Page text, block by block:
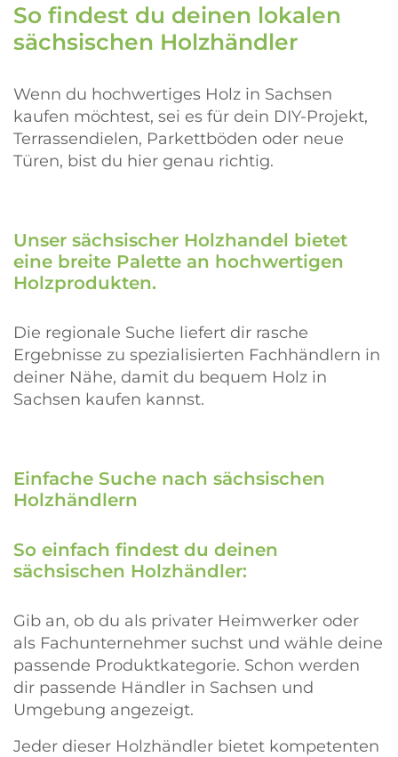
So findest du deinen lokalen
sächsischen Holzhändler
Wenn du hochwertiges Holz in Sachsen
kaufen möchtest, sei es für dein DIY-Projekt,
Terrassendielen, Parkettböden oder neue
Türen, bist du hier genau richtig.
Unser sächsischer Holzhandel bietet
eine breite Palette an hochwertigen
Holzprodukten.
Die regionale Suche liefert dir rasche
Ergebnisse zu spezialisierten Fachhändlern in
deiner Nähe, damit du bequem Holz in
Sachsen kaufen kannst.
Einfache Suche nach sächsischen
Holzhändlern
So einfach findest du deinen
sächsischen Holzhändler:
Gib an, ob du als privater Heimwerker oder
als Fachunternehmer suchst und wähle deine
passende Produktkategorie. Schon werden
dir passende Händler in Sachsen und
Umgebung angezeigt.
Jeder dieser Holzhändler bietet kompetenten